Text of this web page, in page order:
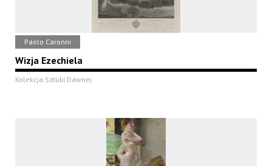
Paolo Caronni
Wizja Ezechiela
Kolekcja Sztuki Dawnej